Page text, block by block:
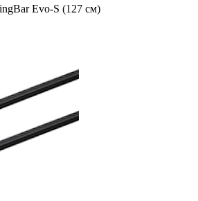
Evo-S (127 см)